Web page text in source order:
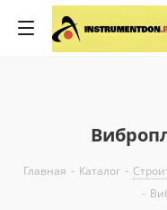
Главная - Каталог -
-